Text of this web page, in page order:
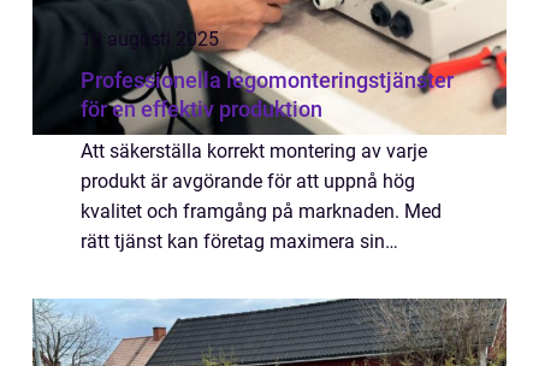
10 augusti 2025
Professionella legomonteringstjänster
för en effektiv produktion
Att säkerställa korrekt montering av varje
produkt är avgörande för att uppnå hög
kvalitet och framgång på marknaden. Med
rätt tjänst kan företag maximera sin